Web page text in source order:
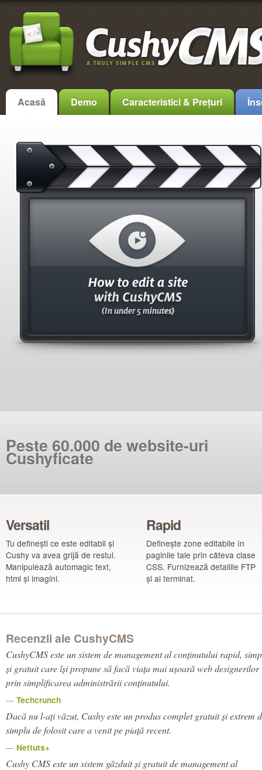
Acasă Demo Caracteristici & Prețuri
Peste 60.000 de website-uri
Cushyficate
Versatil
Tu definești ce este editabil și
Cushy va avea grijă de restul.
Manipulează automagic text,
html și imagini.
Rapid
Definește zone editabile în
paginile tale prin câteva clase
CSS. Furnizează detaliile FTP
și ai terminat.
Recenzii ale CushyCMS
CushyCMS este un sistem de management al conținutului rapid,
și gratuit care își propune să facă viața mai ușoară web designerilor
prin simplificarea administrării conținutului.
— Techcrunch
Dacă nu l-ați văzut, Cushy este un produs complet gratuit șiextrem
simplu de folosit care a venit pe piață recent.
— Nettuts+
Cushy CMS este un sistem găzduit și gratuit de management al